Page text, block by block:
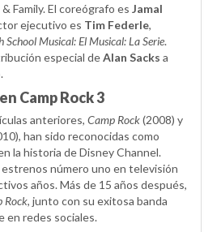
Family. El coreógrafo es Jamal
ejecutivo es Tim Federle,
School Musical: El Musical: La Serie.
especial deAlan Sacks a
Camp Rock 3
anteriores, Camp Rock(2008) y
han sido reconocidas como
la historia de Disney Channel.
número uno en televisión
años. Más de 15 años después,
Rock, junto con su exitosa banda
en redes sociales.